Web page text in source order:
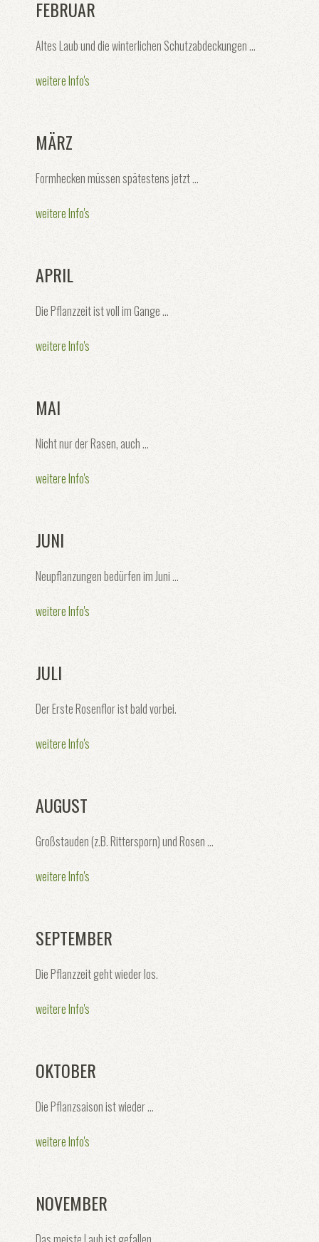
FEBRUAR
Altes Laub und die winterlichen Schutzabdeckungen ...
weitere Info's
MÄRZ
Formhecken müssen spätestens jetzt ...
weitere Info's
APRIL
Die Pflanzzeit ist voll im Gange ...
weitere Info's
MAI
Nicht nur der Rasen, auch ...
weitere Info's
JUNI
Neupflanzungen bedürfen im Juni ...
weitere Info's
JULI
Der Erste Rosenflor ist bald vorbei.
weitere Info's
AUGUST
Großstauden (z.B. Rittersporn) und Rosen ...
weitere Info's
SEPTEMBER
Die Pflanzzeit geht wieder los.
weitere Info's
OKTOBER
Die Pflanzsaison ist wieder ...
weitere Info's
NOVEMBER